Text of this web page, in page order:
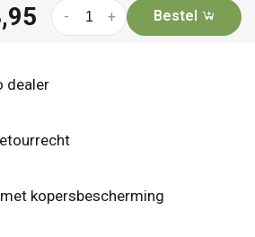
+
- Bestel
dealer
kopersbescherming